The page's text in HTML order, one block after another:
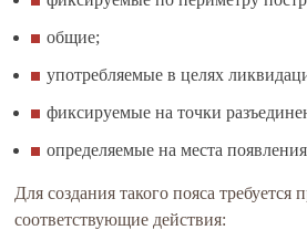
общие;
употребляемые в целях
фиксируемые на точки
определяемые на места
Для создания такого пояса требуется
соответствующие действия: